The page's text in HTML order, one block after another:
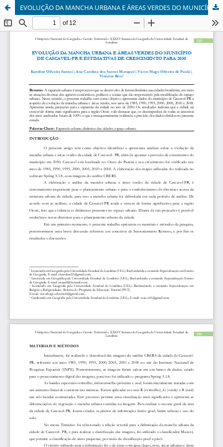
EVOLUÇÃO DA MANCHA URBANA E ÁREAS VERDES DO MUNICÍPIO DE CASCAVEL-PR E ESTIMATIVAS DE CRESCIMENTO PARA 2050